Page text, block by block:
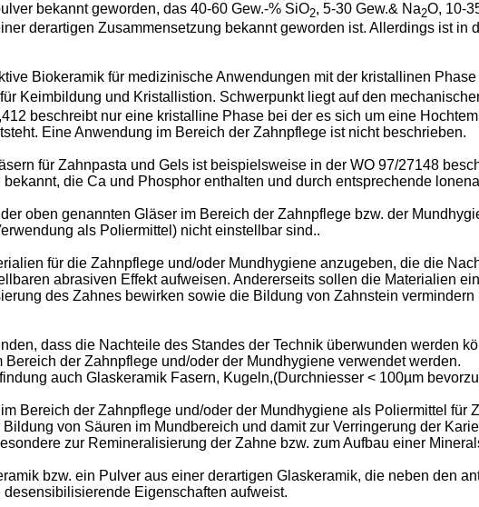
bekannt geworden, das 40-60 Gew.-% SiO2, 5-30 Gew.& Na2O, 10-
derartigen Zusammensetzung bekannt geworden ist. Allerdings ist
Biokeramik für medizinische Anwendungen mit der kristallinen Phase
Keimbildung und Kristallistion. Schwerpunkt liegt auf den
beschreibt nur eine kristalline Phase bei der es sich um eine
Eine Anwendung im Bereich der Zahnpflege ist nicht beschrieben.
für Zahnpasta und Gels ist beispielsweise in der WO 97/27148
die Ca und Phosphor enthalten und durch entsprechende
oben genannten Gläser im Bereich der Zahnpflege bzw. der
als Poliermittel) nicht einstellbar sind..
für die Zahnpflege und/oder Mundhygiene anzugeben, die die
abrasiven Effekt aufweisen. Andererseits sollen die Materialien
des Zahnes bewirken sowie die Bildung von Zahnstein
dass die Nachteile des Standes der Technik überwunden werden
der Zahnpflege und/oder der Mundhygiene verwendet werden.
auch Glaskeramik Fasern, Kugeln,(Durchniesser < 100µm
Bereich der Zahnpflege und/oder der Mundhygiene als Poliermittel
von Säuren im Mundbereich und damit zur Verringerung der
zur Remineralisierung der Zahne bzw. zum Aufbau einer
bzw. ein Pulver aus einer derartigen Glaskeramik, die neben den
Eigenschaften aufweist.